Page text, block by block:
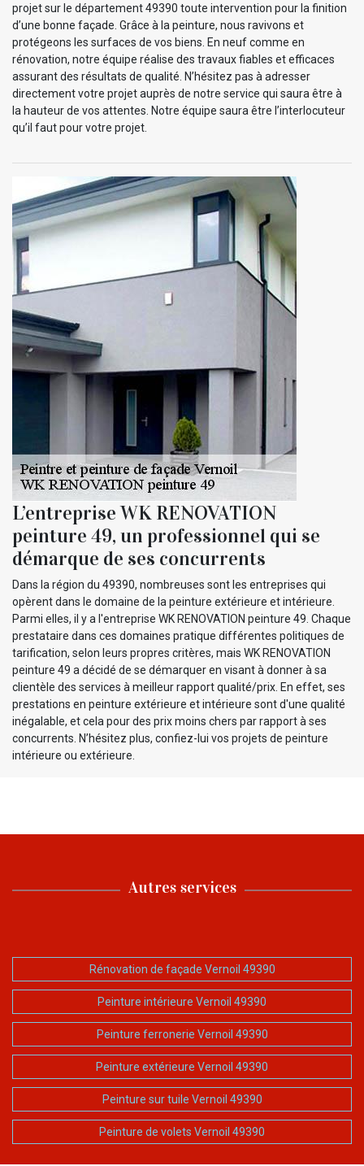
projet sur le département 49390 toute intervention pour la finition
d’une bonne façade. Grâce à la peinture, nous ravivons et
protégeons les surfaces de vos biens. En neuf comme en
rénovation, notre équipe réalise des travaux fiables et efficaces
assurant des résultats de qualité. N’hésitez pas à adresser
directement votre projet auprès de notre service qui saura être à
la hauteur de vos attentes. Notre équipe saura être l’interlocuteur
qu’il faut pour votre projet.
L’entreprise WK RENOVATION
peinture 49, un professionnel qui se
démarque de ses concurrents
Dans la région du 49390, nombreuses sont les entreprises qui
opèrent dans le domaine de la peinture extérieure et intérieure.
Parmi elles, il y a l'entreprise WK RENOVATION peinture 49. Chaque
prestataire dans ces domaines pratique différentes politiques de
tarification, selon leurs propres critères, mais WK RENOVATION
peinture 49 a décidé de se démarquer en visant à donner à sa
clientèle des services à meilleur rapport qualité/prix. En effet, ses
prestations en peinture extérieure et intérieure sont d'une qualité
inégalable, et cela pour des prix moins chers par rapport à ses
concurrents. N’hésitez plus, confiez-lui vos projets de peinture
intérieure ou extérieure.
Autres services
Rénovation de façade Vernoil 49390
Peinture intérieure Vernoil 49390
Peinture ferronerie Vernoil 49390
Peinture extérieure Vernoil 49390
Peinture sur tuile Vernoil 49390
Peinture de volets Vernoil 49390